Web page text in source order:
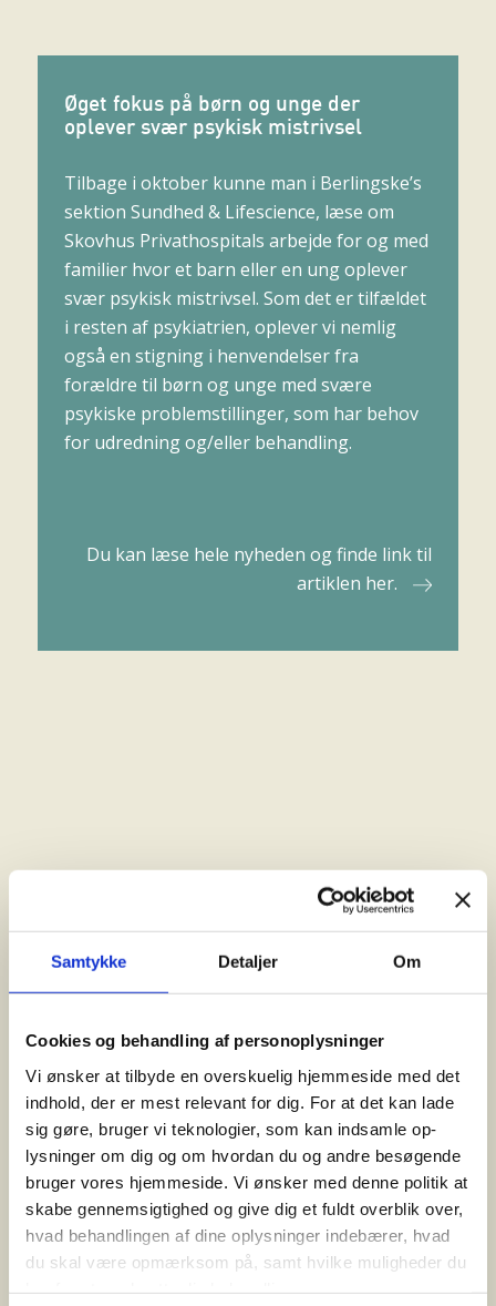
Samtykke Detaljer Om
Cookies og behandling af personoplysninger
Vi ønsker at tilbyde en overskuelig hjemmeside med det
indhold, der er mest relevant for dig. For at det kan lade
sig gøre, bruger vi teknologier, som kan indsamle op-
lysninger om dig og om hvordan du og andre besøgende
bruger vores hjemmeside. Vi ønsker med denne politik at
skabe gennemsigtighed og give dig et fuldt overblik over,
hvad behandlingen af dine oplysninger indebærer, hvad
du skal være opmærksom på, samt hvilke muligheder du
Øget fokus på børn og unge der
oplever svær psykisk mistrivsel
Tilbage i oktober kunne man i Berlingske’s
sektion Sundhed & Lifescience, læse om
Skovhus Privathospitals arbejde for og med
familier hvor et barn eller en ung oplever
svær psykisk mistrivsel. Som det er tilfældet
i resten af psykiatrien, oplever vi nemlig
også en stigning i henvendelser fra
forældre til børn og unge med svære
psykiske problemstillinger, som har behov
for udredning og/eller behandling.
Du kan læse hele nyheden og finde link til
artiklen her.